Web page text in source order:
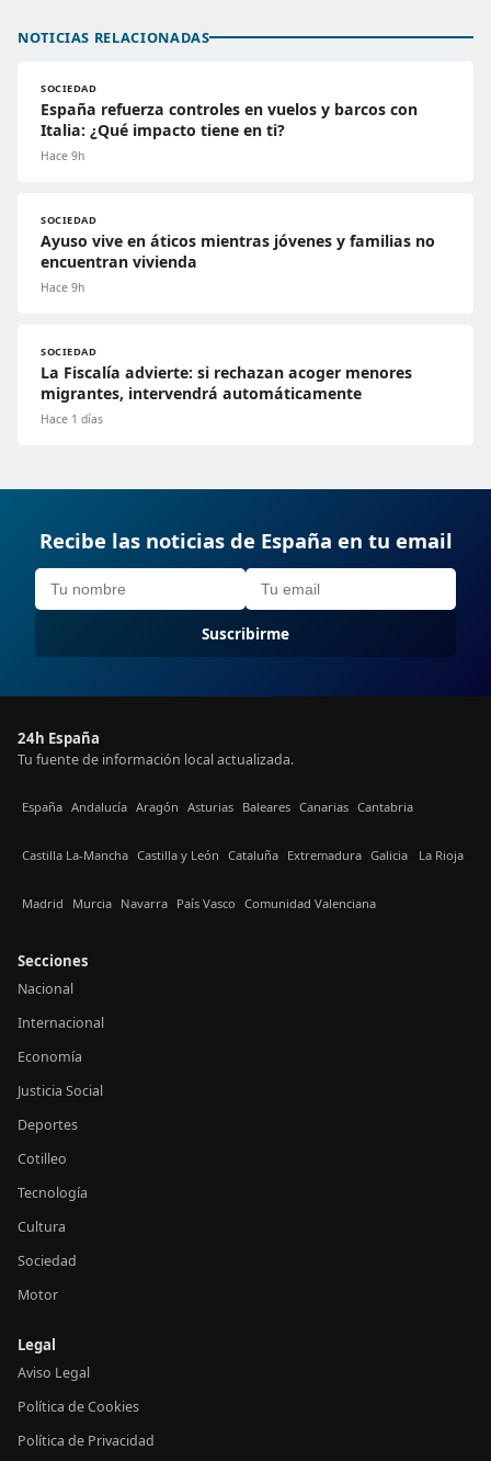
NOTICIAS RELACIONADAS
SOCIEDAD
España refuerza controles en vuelos y barcos con
Italia: ¿Qué impacto tiene en ti?
Hace 9h
SOCIEDAD
Ayuso vive en áticos mientras jóvenes y familias no
encuentran vivienda
Hace 9h
SOCIEDAD
La Fiscalía advierte: si rechazan acoger menores
migrantes, intervendrá automáticamente
Hace 1 días
Recibe las noticias de España en tu email
Suscribirme
24h España
Tu fuente de información local actualizada.
España Andalucía Aragón Asturias Baleares Canarias Cantabria
Castilla La-Mancha Castilla y León Cataluña Extremadura Galicia La Rioja
Madrid Murcia Navarra País Vasco Comunidad Valenciana
Secciones
Nacional
Internacional
Economía
Justicia Social
Deportes
Cotilleo
Tecnología
Cultura
Sociedad
Motor
Legal
Aviso Legal
Política de Cookies
Política de Privacidad